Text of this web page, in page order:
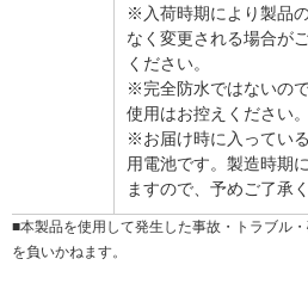
※入荷時期により製品
なく変更される場合が
ください。
※完全防水ではないの
使用はお控えください。
※お届け時に入ってい
用電池です。製造時期
ますので、予めご了承
■本製品を使用して発生した事故・トラブル
を負いかねます。